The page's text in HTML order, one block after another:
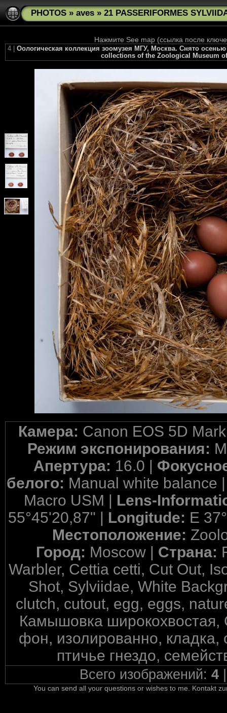
PHOTOS » aves » 21 PASSERIFORMES
Нажмите See map (ссылка после
4 | Оологическая коллекция зоомузея МГУ, Москва. Снято
collections of the Zoological Museum
Камера: Canon EOS 5D
Режим экспонирования:
Апертура: 16.0 |
белого: Manual white balance
Macro USM | Lens-
55°45'20,87" | Longitude: E
Местоположение:
Город: Moscow | Страна:
Warbler, Cettia cetti, Cut Out,
Shot, Sylviidae, White
clutch, cutout, egg, eggs,
Камышовка широкохвостая,
фон, изолированно, кладка,
птичье гнездо,
Всего изображений: 4
You can send all your questions or wishes to me. Kontakt